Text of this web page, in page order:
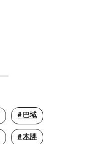
巴域
木牌